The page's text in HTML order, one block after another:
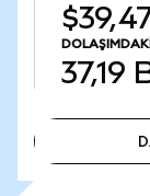
37,19